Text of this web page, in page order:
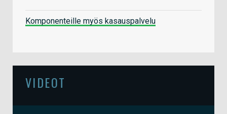
Komponenteille myös kasauspalvelu
VIDEOT